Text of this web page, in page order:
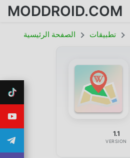
MODDROID.COM
الصفحة الرئيسية تطبيقات
1.1
VERSION